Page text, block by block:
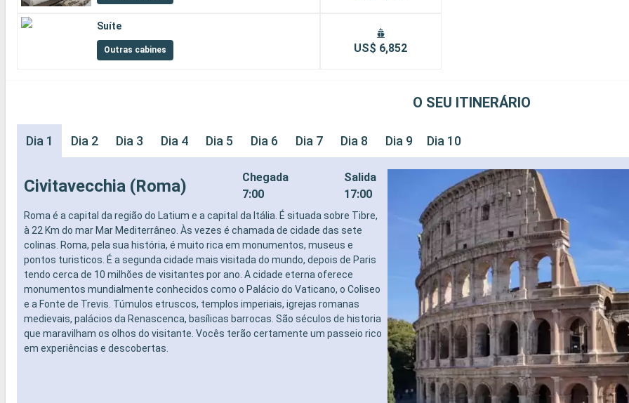
Suíte
Outras cabines US$ 6,852
O SEU ITINERÁRIO
Dia 1 Dia 2 Dia 3 Dia 4 Dia 5 Dia 6 Dia 7 Dia 8 Dia 9 Dia 10
Civitavecchia (Roma)
Chegada
7:00
Salida
17:00
Roma é a capital da região do Latium e a capital da Itália. É situada sobre Tibre,
à 22 Km do mar Mar Mediterrâneo. Às vezes é chamada de cidade das sete
colinas. Roma, pela sua história, é muito rica em monumentos, museus e
pontos turisticos. É a segunda cidade mais visitada do mundo, depois de Paris
tendo cerca de 10 milhões de visitantes por ano. A cidade eterna oferece
monumentos mundialmente conhecidos como o Palácio do Vaticano, o Coliseo
e a Fonte de Trevis. Túmulos etruscos, templos imperiais, igrejas romanas
medievais, palácios da Renascenca, basílicas barrocas. São séculos de historia
que maravilham os olhos do visitante. Vocês terão certamente um passeio rico
em experiências e descobertas.